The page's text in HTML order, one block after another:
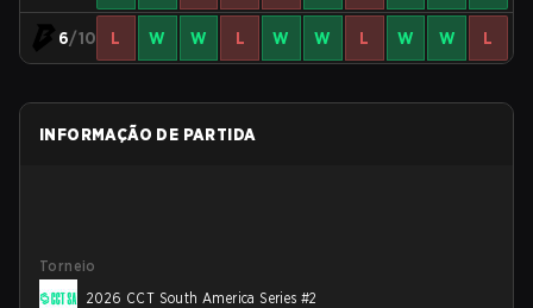
6/10 L W W L W W L W W L
INFORMAÇÃO DE PARTIDA
Torneio
2026 CCT South America Series #2